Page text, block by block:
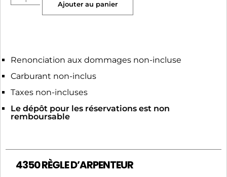
Ajouter au panier
Renonciation aux dommages non-incluse
Carburant non-inclus
Taxes non-incluses
Le dépôt pour les réservations est non
remboursable
4350 RÈGLE D’ARPENTEUR